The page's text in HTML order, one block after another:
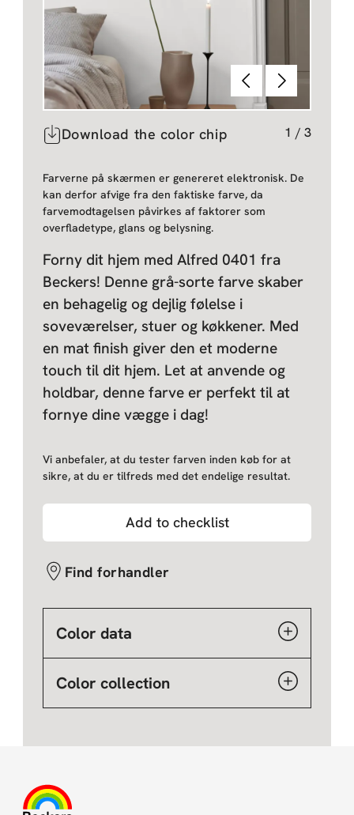
ForrigeNæste
Download the color chip 1 / 3
Farverne på skærmen er genereret elektronisk. De
kan derfor afvige fra den faktiske farve, da
farvemodtagelsen påvirkes af faktorer som
overfladetype, glans og belysning.
Forny dit hjem med Alfred 0401 fra
Beckers! Denne grå-sorte farve skaber
en behagelig og dejlig følelse i
soveværelser, stuer og køkkener. Med
en mat finish giver den et moderne
touch til dit hjem. Let at anvende og
holdbar, denne farve er perfekt til at
fornye dine vægge i dag!
Vi anbefaler, at du tester farven inden køb for at
sikre, at du er tilfreds med det endelige resultat.
Add to checklist
Find forhandler
Color data
Color collection